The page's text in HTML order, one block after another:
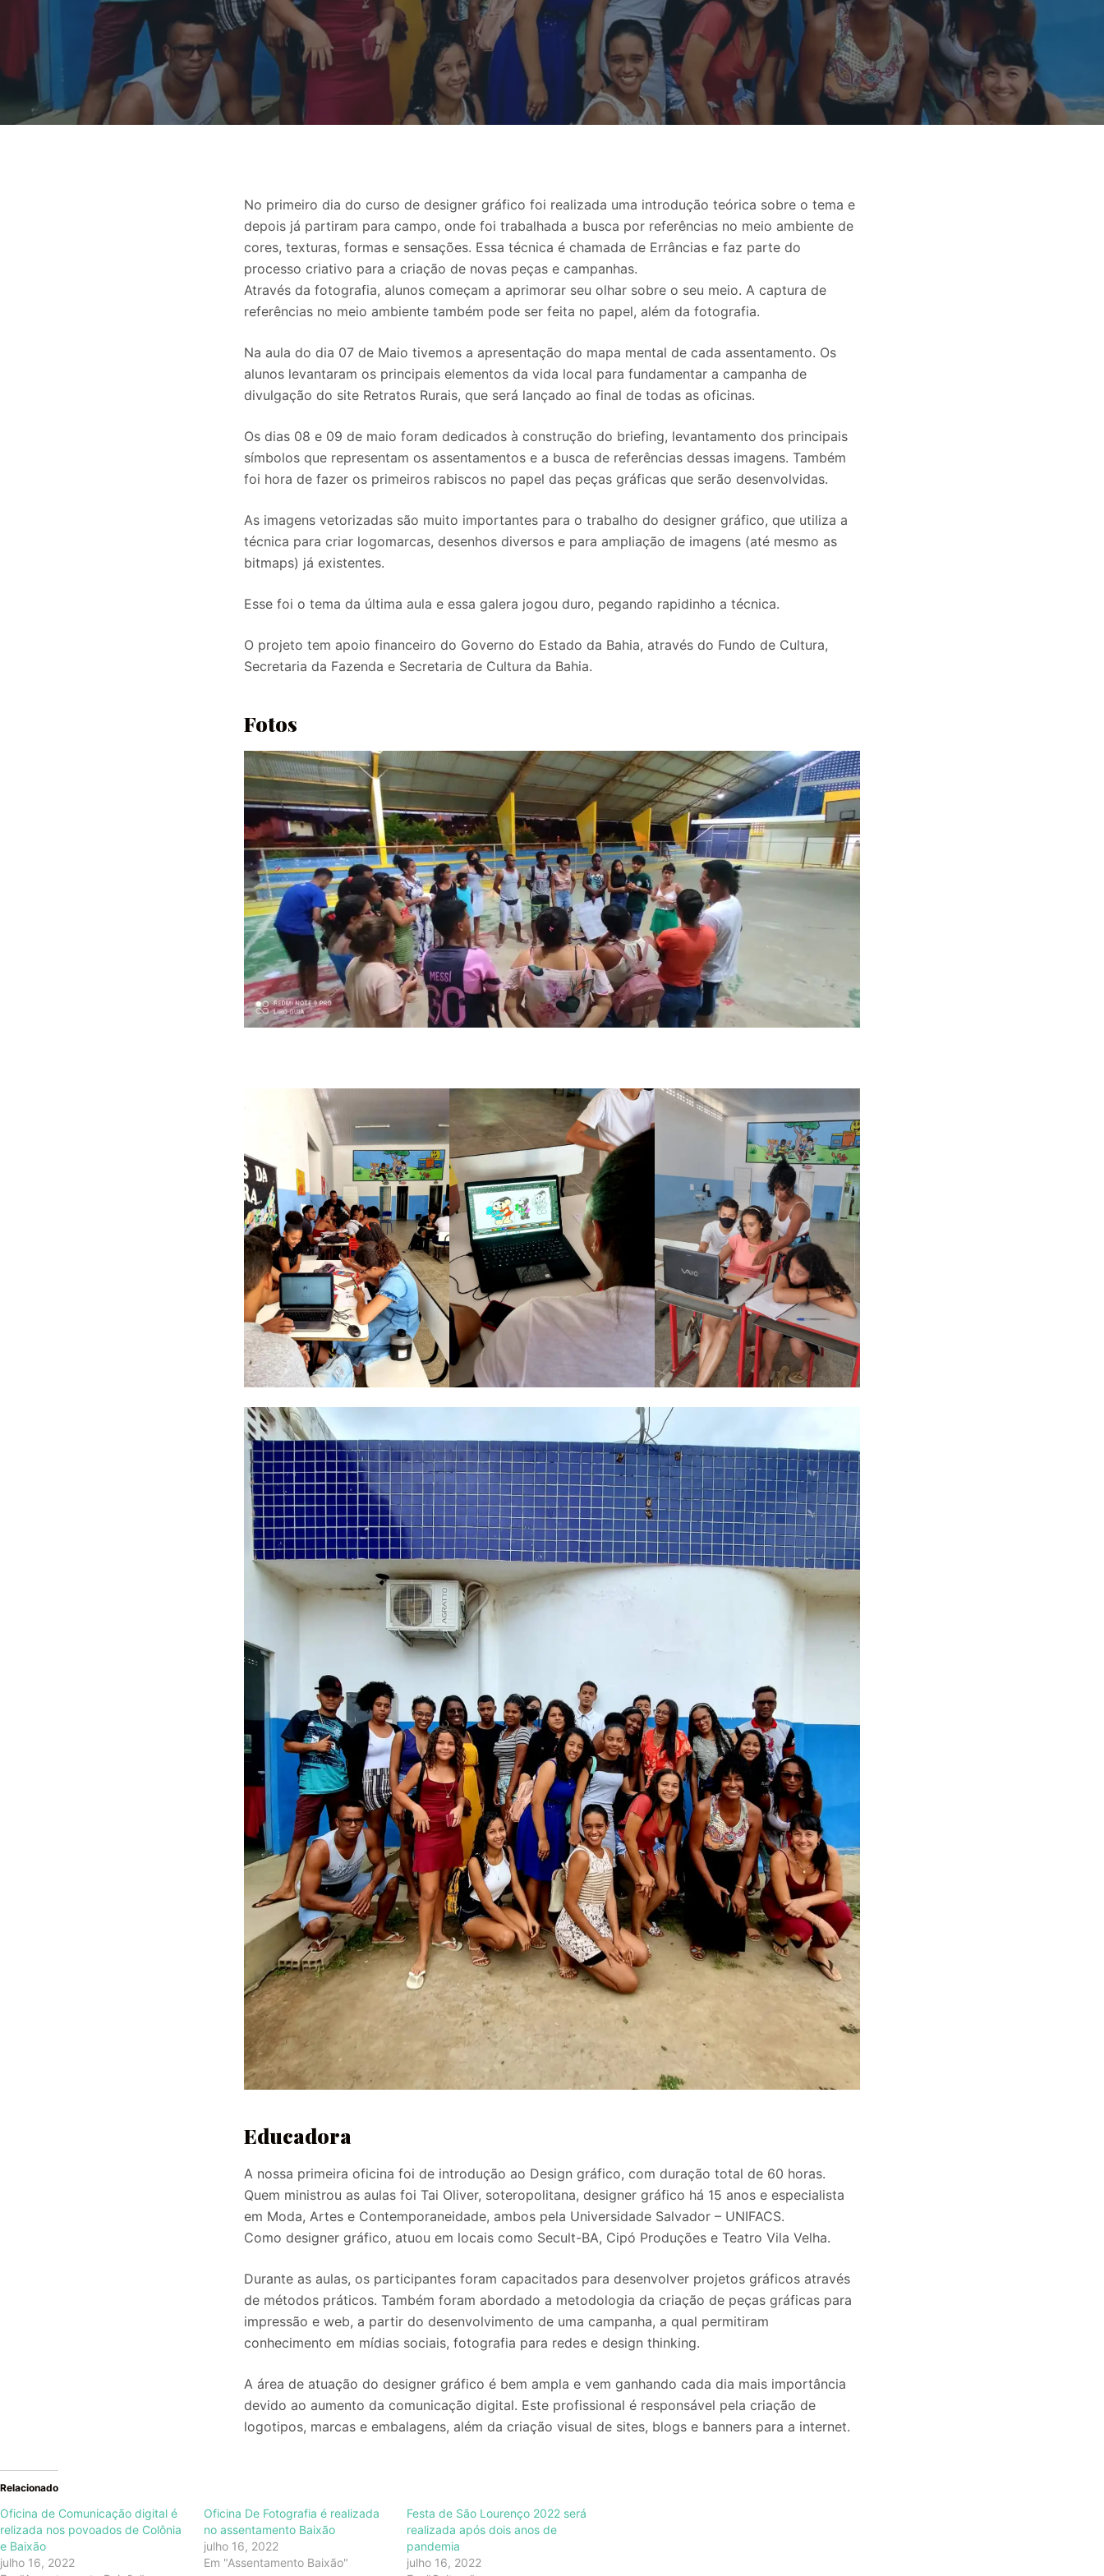
No primeiro dia do curso de designer gráfico foi realizada uma introdução teórica sobre o tema e
depois já partiram para campo, onde foi trabalhada a busca por referências no meio ambiente de
cores, texturas, formas e sensações. Essa técnica é chamada de Errâncias e faz parte do
processo criativo para a criação de novas peças e campanhas.
Através da fotografia, alunos começam a aprimorar seu olhar sobre o seu meio. A captura de
referências no meio ambiente também pode ser feita no papel, além da fotografia.
Na aula do dia 07 de Maio tivemos a apresentação do mapa mental de cada assentamento. Os
alunos levantaram os principais elementos da vida local para fundamentar a campanha de
divulgação do site Retratos Rurais, que será lançado ao final de todas as oficinas.
Os dias 08 e 09 de maio foram dedicados à construção do briefing, levantamento dos principais
símbolos que representam os assentamentos e a busca de referências dessas imagens. Também
foi hora de fazer os primeiros rabiscos no papel das peças gráficas que serão desenvolvidas.
As imagens vetorizadas são muito importantes para o trabalho do designer gráfico, que utiliza a
técnica para criar logomarcas, desenhos diversos e para ampliação de imagens (até mesmo as
bitmaps) já existentes.
Esse foi o tema da última aula e essa galera jogou duro, pegando rapidinho a técnica.
O projeto tem apoio financeiro do Governo do Estado da Bahia, através do Fundo de Cultura,
Secretaria da Fazenda e Secretaria de Cultura da Bahia.
Fotos
Educadora
A nossa primeira oficina foi de introdução ao Design gráfico, com duração total de 60 horas.
Quem ministrou as aulas foi Tai Oliver, soteropolitana, designer gráfico há 15 anos e especialista
em Moda, Artes e Contemporaneidade, ambos pela Universidade Salvador – UNIFACS.
Como designer gráfico, atuou em locais como Secult-BA, Cipó Produções e Teatro Vila Velha.
Durante as aulas, os participantes foram capacitados para desenvolver projetos gráficos através
de métodos práticos. Também foram abordado a metodologia da criação de peças gráficas para
impressão e web, a partir do desenvolvimento de uma campanha, a qual permitiram
conhecimento em mídias sociais, fotografia para redes e design thinking.
A área de atuação do designer gráfico é bem ampla e vem ganhando cada dia mais importância
devido ao aumento da comunicação digital. Este profissional é responsável pela criação de
logotipos, marcas e embalagens, além da criação visual de sites, blogs e banners para a internet.
Relacionado
Oficina de Comunicação digital é
relizada nos povoados de Colônia
e Baixão
julho 16, 2022
Oficina De Fotografia é realizada
no assentamento Baixão
julho 16, 2022
Em "Assentamento Baixão"
Festa de São Lourenço 2022 será
realizada após dois anos de
pandemia
julho 16, 2022